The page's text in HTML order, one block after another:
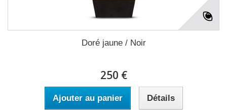
Doré jaune / Noir
250 €
Ajouter au panier Détails